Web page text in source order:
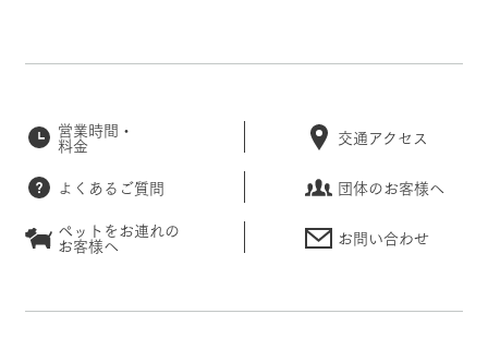
営業時間・
料金 交通アクセス
よくあるご質問
団体のお客様へ
ペットをお連れの
お客様へ お問い合わせ